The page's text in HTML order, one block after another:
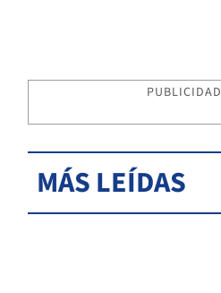
PUBLICIDAD
MÁS LEÍDAS